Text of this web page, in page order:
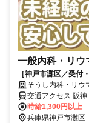
一般内科・リウ
［神戸市灘区／受付
歩4分の新しいクリ
そうし内科・リウ
交通アクセス 阪
歩8分
時給1,300円以上
兵庫県神戸市灘区